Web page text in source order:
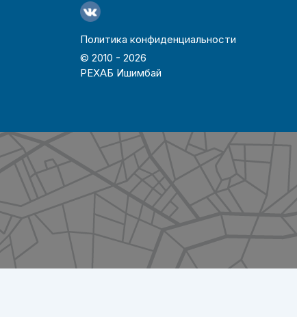
Политика конфиденциальности
© 2010 - 2026
РЕХАБ Ишимбай